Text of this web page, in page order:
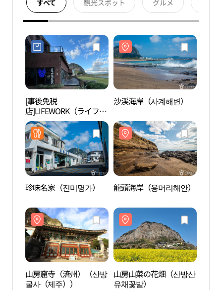
すべて 観光スポット グルメ
[事後免税
店]LIFEWORK（ライフワ
ーク）・メガストアチェ
ジュ（済州）店(라이프
워크 메가스토어 제주점)
沙渓海岸（사계해변）
珍味名家（진미명가） 龍頭海岸（용머리해안）
山房窟寺（済州）（산방
굴사（제주））
山房山菜の花畑（산방산
유채꽃밭）